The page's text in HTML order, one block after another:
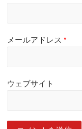
メールアドレス *
ウェブサイト